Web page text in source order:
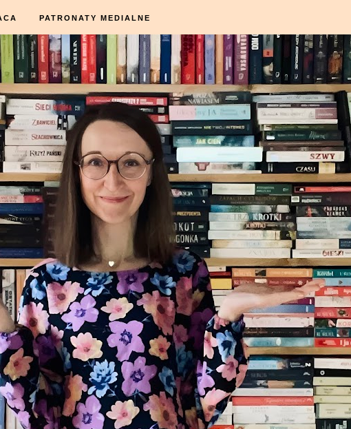
PATRONATY MEDIALNE